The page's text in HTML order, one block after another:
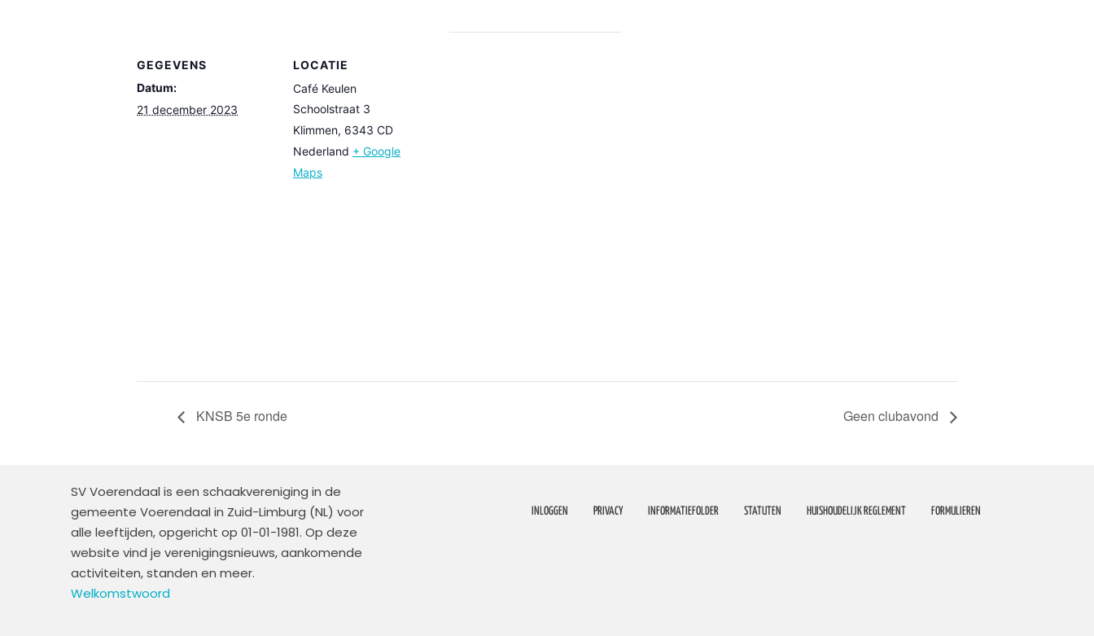
GEGEVENS
Datum:
21 december 2023
LOCATIE
Café Keulen
Schoolstraat 3
Klimmen, 6343 CD
Nederland + Google
Maps
KNSB 5e ronde Geen clubavond
SV Voerendaal is een schaakvereniging in de
gemeente Voerendaal in Zuid-Limburg (NL) voor
alle leeftijden, opgericht op 01-01-1981. Op deze
website vind je verenigingsnieuws, aankomende
activiteiten, standen en meer.
Welkomstwoord
INLOGGEN PRIVACY INFORMATIEFOLDER STATUTEN HUISHOUDELIJK REGLEMENT FORMULIEREN